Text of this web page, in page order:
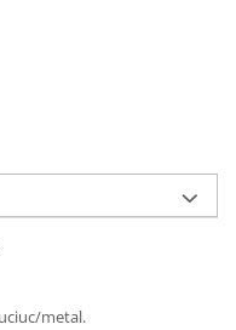
metal.